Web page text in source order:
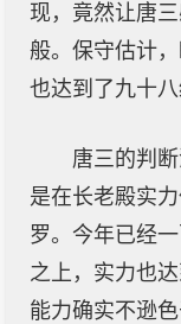
现，竟然让唐
般。保守估计
也达到了九十八
唐三的判
是在长老殿实
罗。今年已经
之上，实力也
能力确实不逊